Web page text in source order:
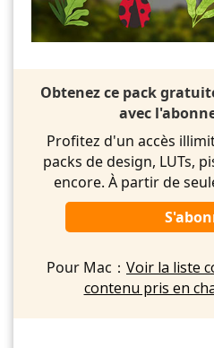
Obtenez ce pack
avec
Profitez d'un accès
packs de design, LUTs,
encore. À partir de
Pour Mac： Voir la liste
contenu pris en